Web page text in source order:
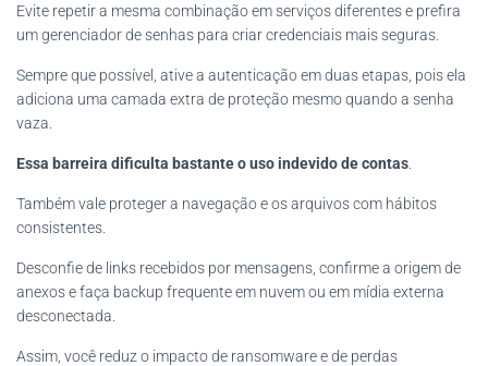
Evite repetir a mesma combinação em serviços diferentes e prefira
um gerenciador de senhas para criar credenciais mais seguras.
Sempre que possível, ative a autenticação em duas etapas, pois ela
adiciona uma camada extra de proteção mesmo quando a senha
vaza.
Essa barreira dificulta bastante o uso indevido de contas
Também vale proteger a navegação e os arquivos com hábitos
consistentes.
Desconfie de links recebidos por mensagens, confirme a origem de
anexos e faça backup frequente em nuvem ou em mídia externa
desconectada.
Assim, você reduz o impacto de ransomware e de perdas